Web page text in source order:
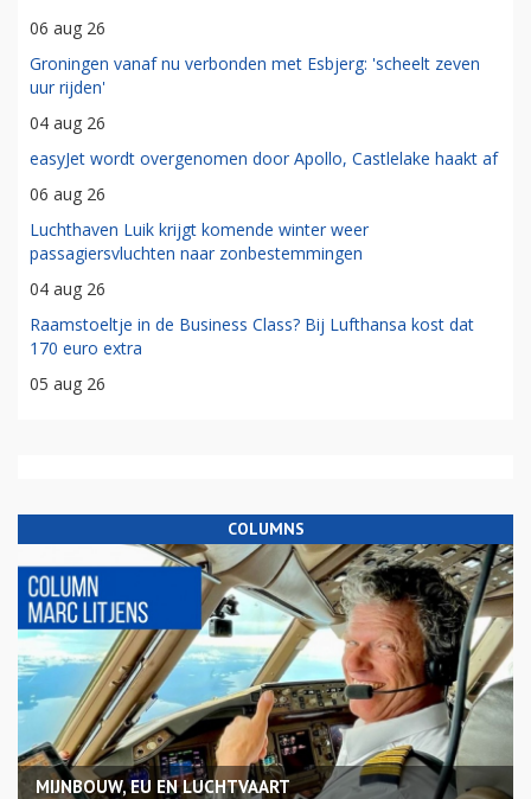
06 aug 26
Groningen vanaf nu verbonden met Esbjerg: 'scheelt zeven
uur rijden'
04 aug 26
easyJet wordt overgenomen door Apollo, Castlelake haakt af
06 aug 26
Luchthaven Luik krijgt komende winter weer
passagiersvluchten naar zonbestemmingen
04 aug 26
Raamstoeltje in de Business Class? Bij Lufthansa kost dat
170 euro extra
05 aug 26
COLUMNS
MIJNBOUW, EU EN LUCHTVAART